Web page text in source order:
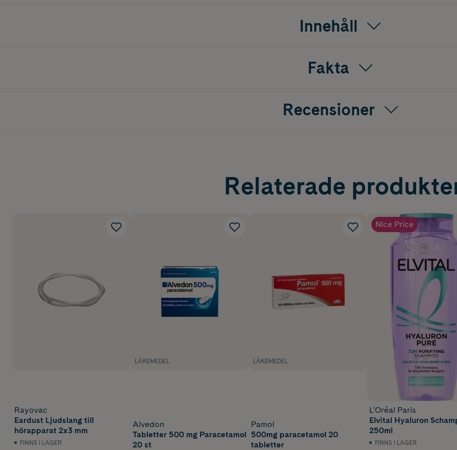
Innehåll
Fakta
Recensioner
Relaterade
Rayovac
Eardust Ljudslang till
hörapparat 2x3 mm
FINNS I LAGER
LÄKEMEDEL
Alvedon
Tabletter 500 mg Paracetamol
20 st
LÄKEMEDEL
Pamol
500mg paracetamol 20
tabletter
Nice Price
L'Oréal Paris
Elvital Hyaluron Schampo
250ml
FINNS I LAGER